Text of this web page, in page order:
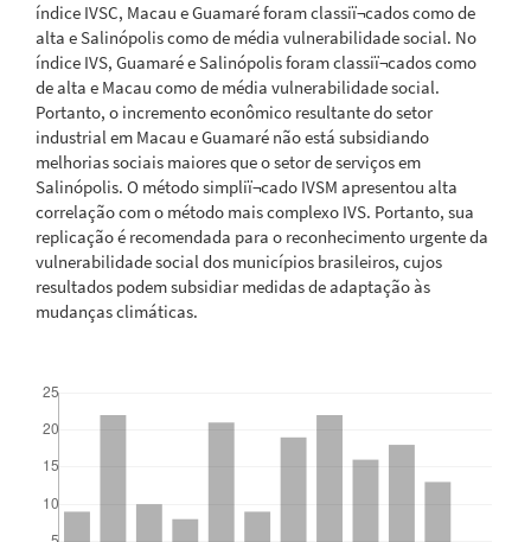
índice IVSC, Macau e Guamaré foram classiï¬cados como de
alta e Salinópolis como de média vulnerabilidade social. No
índice IVS, Guamaré e Salinópolis foram classiï¬cados como
de alta e Macau como de média vulnerabilidade social.
Portanto, o incremento econômico resultante do setor
industrial em Macau e Guamaré não está subsidiando
melhorias sociais maiores que o setor de serviços em
Salinópolis. O método simpliï¬cado IVSM apresentou alta
correlação com o método mais complexo IVS. Portanto, sua
replicação é recomendada para o reconhecimento urgente da
vulnerabilidade social dos municípios brasileiros, cujos
resultados podem subsidiar medidas de adaptação às
mudanças climáticas.